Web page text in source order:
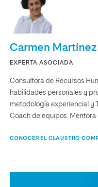
Carmen
EXPERTA ASOCIADA
Consultora de Recursos
habilidades personales y
metodología experiencial y
Coach de equipos. Mentora
CONOCER EL CLAUSTRO